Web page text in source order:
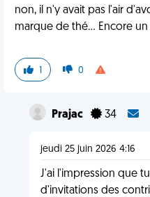
non, il n'y avait pas l'air
marque de thé... Encore
1 0
Prajac 34
jeudi 25 juin 2026 4:16
J'ai l'impression que
d'invitations des